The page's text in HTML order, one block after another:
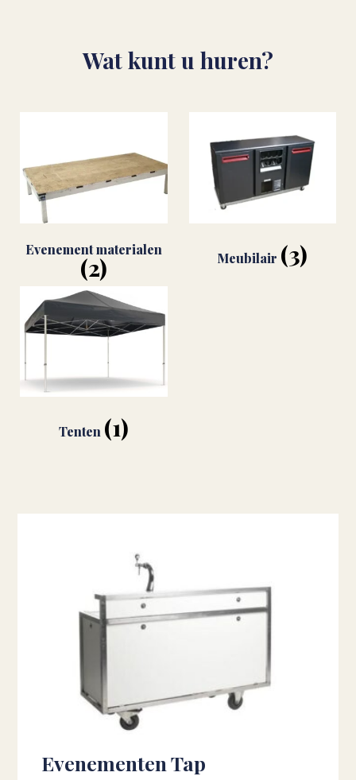
Wat kunt u huren?
Evenement materialen
(2) Meubilair (3)
Tenten (1)
Evenementen Tap